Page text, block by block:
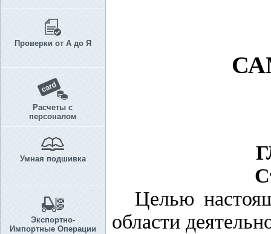
Проверки от А до Я
Расчеты с
персоналом
Умная подшивка
Экспортно-
Импортные Операции
Целью
области